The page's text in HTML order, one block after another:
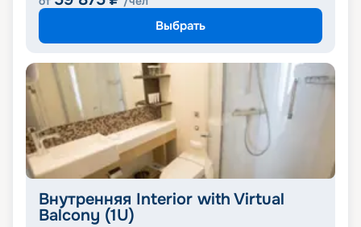
Выбрать
Внутренняя Interior with Virtual
Balcony (1U)